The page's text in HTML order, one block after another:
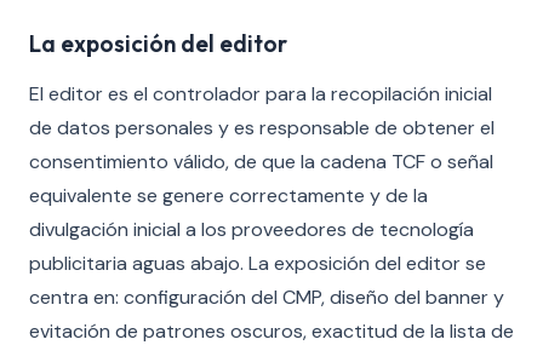
La exposición del editor
El editor es el controlador para la recopilación inicial
de datos personales y es responsable de obtener el
consentimiento válido, de que la cadena TCF o señal
equivalente se genere correctamente y de la
divulgación inicial a los proveedores de tecnología
publicitaria aguas abajo. La exposición del editor se
centra en: configuración del CMP, diseño del banner y
evitación de patrones oscuros, exactitud de la lista de